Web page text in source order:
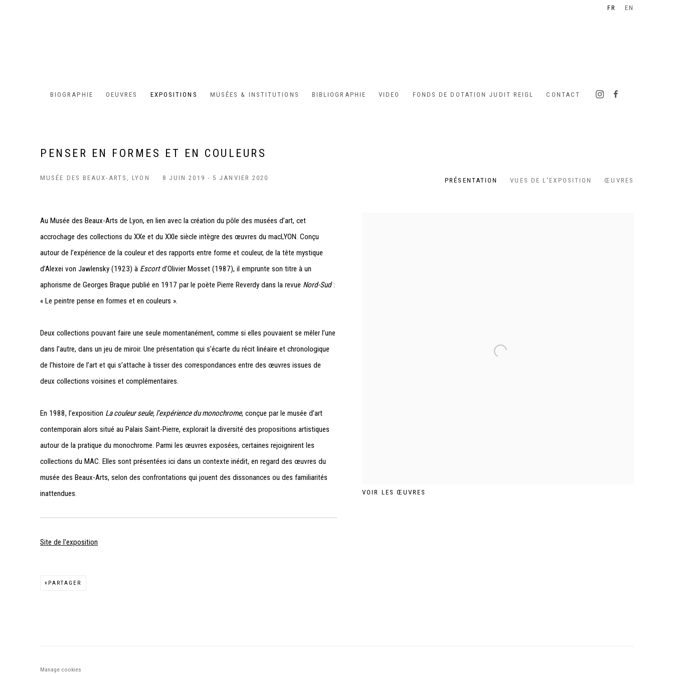
BIOGRAPHIE OEUVRES EXPOSITIONS MUSÉES & INSTITUTIONS BIBLIOGRAPHIE VIDEO FONDS DE DOTATION JUDIT REIGL CONTACT
FR EN
PENSER EN FORMES ET EN COULEURS
MUSÉE DES BEAUX-ARTS, LYON 8 JUIN 2019 - 5 JANVIER 2020 PRÉSENTATION VUES DE L'EXPOSITION ŒUVRES
VOIR LES ŒUVRES
Au Musée des Beaux-Arts de Lyon, en lien avec la création du pôle des musées d’art, cet
accrochage des collections du XXe et du XXIe siècle intègre des œuvres du macLYON. Conçu
autour de l’expérience de la couleur et des rapports entre forme et couleur, de la tête mystique
d’Alexei von Jawlensky (1923) à Escortd’Olivier Mosset (1987), il emprunte son titre à un
aphorisme de Georges Braque publié en 1917 par le poète Pierre Reverdy dans la revue Nord-Sud:
« Le peintre pense en formes et en couleurs ».
Deux collections pouvant faire une seule momentanément, comme si elles pouvaient se mêler l’une
dans l’autre, dans un jeu de miroir. Une présentation qui s’écarte du récit linéaire et chronologique
de l’histoire de l’art et qui s’attache à tisser des correspondances entre des œuvres issues de
deux collections voisines et complémentaires.
En 1988, l’exposition La couleur seule, l’expérience du monochrome, conçue par le musée d’art
contemporain alors situé au Palais Saint-Pierre, explorait la diversité des propositions artistiques
autour de la pratique du monochrome. Parmi les œuvres exposées, certaines rejoignirent les
collections du MAC. Elles sont présentées ici dans un contexte inédit, en regard des œuvres du
musée des Beaux-Arts, selon des confrontations qui jouent des dissonances ou des familiarités
inattendues.
Site de l'exposition
PARTAGER
Manage cookies